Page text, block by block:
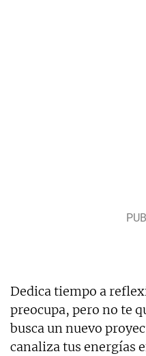
Dedica tiempo a
preocupa, pero no te
busca un nuevo
canaliza tus energías